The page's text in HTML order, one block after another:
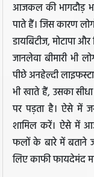
आजकल की भागदौड़
पाते हैं। जिस कारण
डायबिटीज, मोटापा
जानलेवा बीमारी भी
पीछे अनहेल्दी
भी खाते हैं, उसका
पर पड़ता है। ऐसे में
शामिल करें। ऐसे में
फलों के बारे में बताने
लिए काफी फायदेमंद